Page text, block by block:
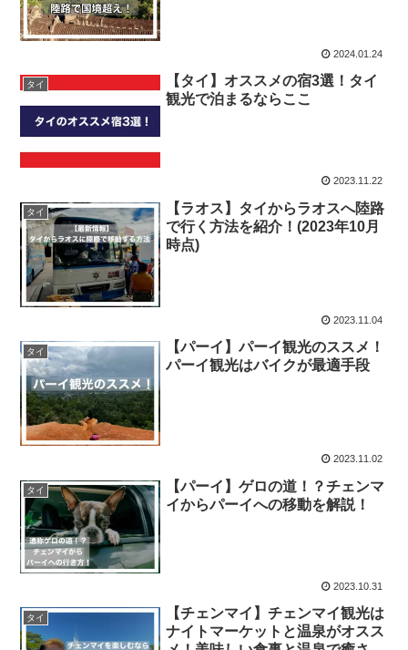
2024.01.24
タイ
【タイ】オススメの宿3選！タイ
観光で泊まるならここ
2023.11.22
タイ
【ラオス】タイからラオスへ陸路
で行く方法を紹介！(2023年10月
時点)
2023.11.04
タイ
【パーイ】パーイ観光のススメ！
パーイ観光はバイクが最適手段
2023.11.02
タイ
【パーイ】ゲロの道！？チェンマ
イからパーイへの移動を解説！
2023.10.31
タイ
【チェンマイ】チェンマイ観光は
ナイトマーケットと温泉がオスス